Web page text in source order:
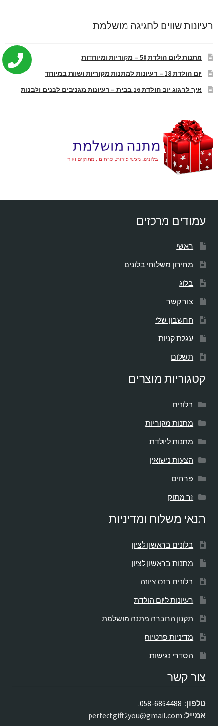
רעיונות שווים לחגיגה מושלמת
מתנות ליום הולדת 50 – מקוריות ומיוחדות
יום הולדת 18 – רעיונות למתנות מקוריות ושוות במיוחד
איך לחגוג יום הולדת 16 בבית – רעיונות מגניבים לבנים ולבנות
עמודים מרכזים
ראשי
מחירון משלוחי בלונים
בלוג
צור קשר
החשבון שלי
עגלת קניות
תשלום
קטגוריות מוצרים
בלונים
מתנות מקוריות
מתנות ליולדת
הצעות נישואין
פרחים
זר מתוק
תנאי משלוח ומדיניות
בלונים בראשון לציון
מתנות בראשון לציון
בלונים בנס ציונה
רעיונות ליום הולדת
תקנון החברה מתנה מושלמת
מדיניות פרטיות
הסדרי נגישות
צור קשר
טלפון: 058-6864488
.
אמייל: